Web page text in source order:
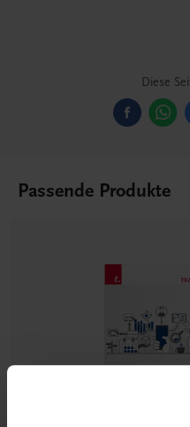
Diese
Passende Produkte